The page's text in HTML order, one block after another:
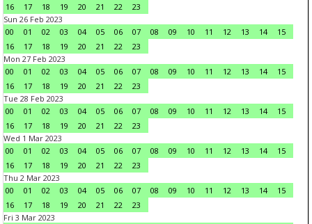
16
17 18 19 20 21 22
23
Sun 26 Feb 2023
00
01 02 03 04 05 06 07 08 09 10 11 12 13 14
15
16
17 18 19 20 21 22
23
Mon 27 Feb 2023
00
01 02 03 04 05 06 07 08 09 10 11 12 13 14
15
16
17 18 19 20 21 22
23
Tue 28 Feb 2023
00
01 02 03 04 05 06 07 08 09 10 11 12 13 14
15
16
17 18 19 20 21 22
23
Wed 1 Mar 2023
00
01 02 03 04 05 06 07 08 09 10 11 12 13 14
15
16
17 18 19 20 21 22
23
Thu 2 Mar 2023
00
01 02 03 04 05 06 07 08 09 10 11 12 13 14
15
16
17 18 19 20 21 22
23
Fri 3 Mar 2023